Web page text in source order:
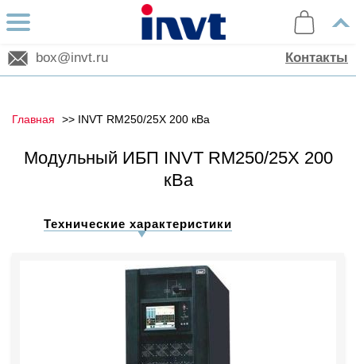
box@invt.ru Контакты
Главная INVT RM250/25X 200 кВа
Модульный ИБП INVT RM250/25X 200
кВа
Технические характеристики